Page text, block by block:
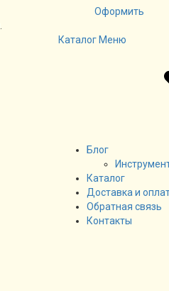
Оформить
Каталог Меню
Блог
Каталог
Доставка и
Обратная связь
Контакты